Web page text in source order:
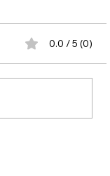
0.0 / 5 (0)